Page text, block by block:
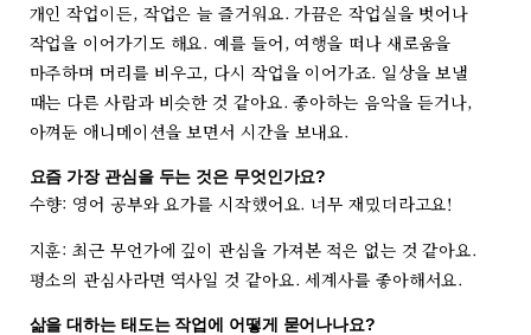
개인 작업이든, 작업은 늘 즐거워요. 가끔은 작업실을 벗어나
작업을 이어가기도 해요. 예를 들어, 여행을 떠나 새로움을
마주하며 머리를 비우고, 다시 작업을 이어가죠. 일상을 보낼
때는 다른 사람과 비슷한 것 같아요. 좋아하는 음악을 듣거나,
아껴둔 애니메이션을 보면서 시간을 보내요.
요즘 가장 관심을 두는 것은 무엇인가요?
수향: 영어 공부와 요가를 시작했어요. 너무 재밌더라고요!
지훈: 최근 무언가에 깊이 관심을 가져본 적은 없는 것 같아요.
평소의 관심사라면 역사일 것 같아요. 세계사를 좋아해서요.
삶을 대하는 태도는 작업에 어떻게 묻어나나요?